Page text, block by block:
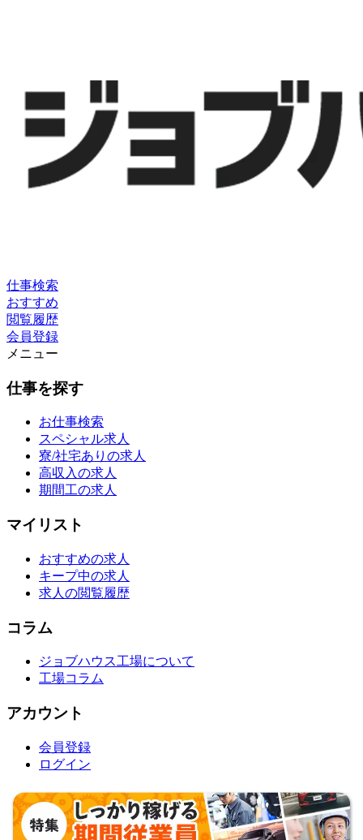
仕事検索
おすすめ
閲覧履歴
会員登録
メニュー
仕事を探す
お仕事検索
スペシャル求人
寮/社宅ありの求人
高収入の求人
期間工の求人
マイリスト
おすすめの求人
キープ中の求人
求人の閲覧履歴
コラム
ジョブハウス工場について
工場コラム
アカウント
会員登録
ログイン